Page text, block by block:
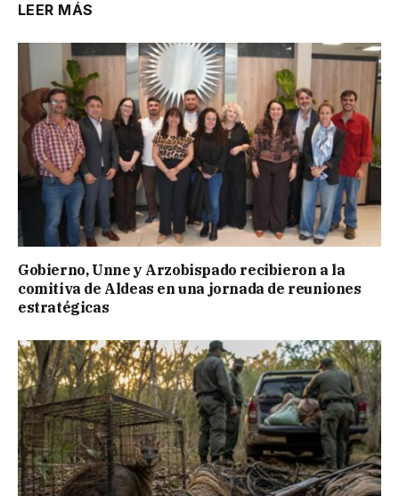
LEER MÁS
Gobierno, Unne y Arzobispado recibieron a la
comitiva de Aldeas en una jornada de reuniones
estratégicas